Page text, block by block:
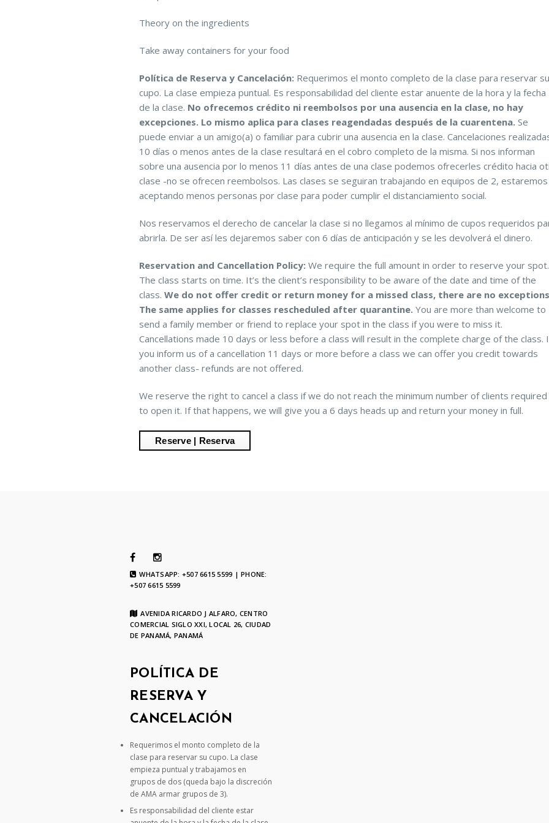
Theory on the ingredients
Take away containers for your food
Política de Reserva y Cancelación: Requerimos el monto completo de la clase para reservar su
cupo. La clase empieza puntual. Es responsabilidad del cliente estar anuente de la hora y la fecha
de la clase. No ofrecemos crédito ni reembolsos por una ausencia en la clase, no hay
excepciones. Lo mismo aplica para clases reagendadas después de la cuarentena. Se
puede enviar a un amigo(a) o familiar para cubrir una ausencia en la clase. Cancelaciones
10 días o menos antes de la clase resultará en el cobro completo de la misma. Si nos informan
sobre una ausencia por lo menos 11 días antes de una clase podemos ofrecerles crédito hacia
clase -no se ofrecen reembolsos. Las clases se seguiran trabajando en equipos de 2, estaremos
aceptando menos personas por clase para poder cumplir el distanciamiento social.
Nos reservamos el derecho de cancelar la clase si no llegamos al mínimo de cupos requeridos
abrirla. De ser así les dejaremos saber con 6 días de anticipación y se les devolverá el dinero.
Reservation and Cancellation Policy: We require the full amount in order to reserve your spot.
The class starts on time. It’s the client’s responsibility to be aware of the date and time of the
class. We do not offer credit or return money for a missed class, there are no
The same applies for classes rescheduled after quarantine. You are more than welcome to
send a family member or friend to replace your spot in the class if you were to miss it.
Cancellations made 10 days or less before a class will result in the complete charge of the class.
you inform us of a cancellation 11 days or more before a class we can offer you credit towards
another class- refunds are not offered.
We reserve the right to cancel a class if we do not reach the minimum number of clients required
to open it. If that happens, we will give you a 6 days heads up and return your money in full.
WHATSAPP: +507 6615 5599 | PHONE:
+507 6615 5599
AVENIDA RICARDO J ALFARO, CENTRO
COMERCIAL SIGLO XXI, LOCAL 26, CIUDAD
DE PANAMÁ, PANAMÁ
POLÍTICA DE
RESERVA Y
CANCELACIÓN
Requerimos el monto completo de la
clase para reservar su cupo. La clase
empieza puntual y trabajamos en
grupos de dos (queda bajo la discreción
de AMA armar grupos de 3).
Es responsabilidad del cliente estar